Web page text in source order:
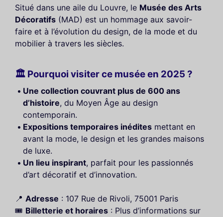
Situé dans une aile du Louvre, le Musée des Arts
Décoratifs (MAD) est un hommage aux savoir-
faire et à l’évolution du design, de la mode et du
mobilier à travers les siècles.
🏛 Pourquoi visiter ce musée en 2025 ?
Une collection couvrant plus de 600 ans
d’histoire, du Moyen Âge au design
contemporain.
Expositions temporaires inédites mettant en
avant la mode, le design et les grandes maisons
de luxe.
Un lieu inspirant, parfait pour les passionnés
d’art décoratif et d’innovation.
📍 Adresse : 107 Rue de Rivoli, 75001 Paris
🎟️ Billetterie et horaires : Plus d’informations sur